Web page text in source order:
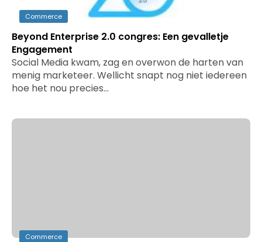
Commerce
Beyond Enterprise 2.0 congres: Een gevalletje
Engagement
Social Media kwam, zag en overwon de harten van
menig marketeer. Wellicht snapt nog niet iedereen
hoe het nou precies…
Commerce